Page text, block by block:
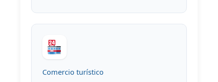
Comercio turístico